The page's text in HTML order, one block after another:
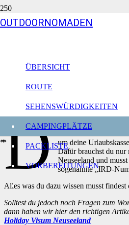
OUTDOORNOMADEN
ÜBERSICHT
ROUTE
SEHENSWÜRDIGKEITEN
CAMPINGPLÄTZE
PACKLISTE
VORBEREITUNGEN
⤄
Konto eröffnen &
geht’s
Neuseeland
D
u hältst dein Working
um deine
Dafür brauchst du
Neuseeland und
sogenannte „IRD-
Alles was du dazu wissen musst findest
Solltest du jedoch noch Fragen zum
dann haben wir hier den richtigen
Holiday Visum Neuseeland